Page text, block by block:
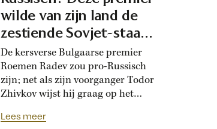
wilde van zijn land de
zestiende Sovjet-staat
maken
De kersverse Bulgaarse premier
Roemen Radev zou pro-Russisch
zijn; net als zijn voorganger Todor
Zhivkov wijst hij graag op het
1878. Die vroegere premier was zo
Lees meer